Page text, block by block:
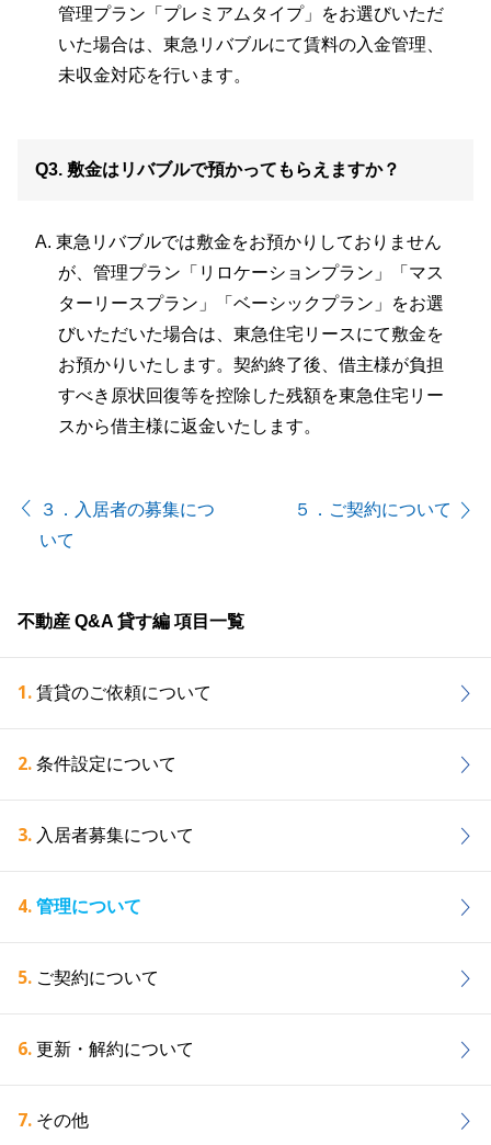
管理プラン「プレミアムタイプ」をお選びいただ
いた場合は、東急リバブルにて賃料の入金管理、
未収金対応を行います。
敷金はリバブルで預かってもらえますか？
東急リバブルでは敷金をお預かりしておりません
が、管理プラン「リロケーションプラン」「マス
ターリースプラン」「ベーシックプラン」をお選
びいただいた場合は、東急住宅リースにて敷金を
お預かりいたします。契約終了後、借主様が負担
すべき原状回復等を控除した残額を東急住宅リー
スから借主様に返金いたします。
３．入居者の募集につ
いて
５．ご契約について
不動産 Q&A 貸す編 項目一覧
1. 賃貸のご依頼について
2. 条件設定について
3. 入居者募集について
4. 管理について
5. ご契約について
6. 更新・解約について
7. その他